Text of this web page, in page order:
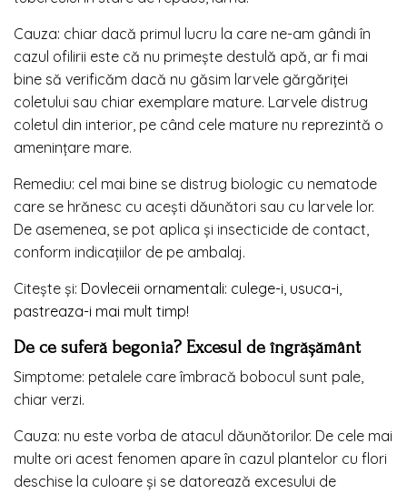
Cauza: chiar dacă primul lucru la care ne-am gândi în
cazul ofilirii este că nu primeşte destulă apă, ar fi mai
bine să verificăm dacă nu găsim larvele gărgăriţei
coletului sau chiar exemplare mature. Larvele distrug
coletul din interior, pe când cele mature nu reprezintă o
ameninţare mare.
Remediu: cel mai bine se distrug biologic cu nematode
care se hrănesc cu aceşti dăunători sau cu larvele lor.
De asemenea, se pot aplica şi insecticide de contact,
conform indicaţiilor de pe ambalaj.
Citește și: Dovleceii ornamentali: culege-i, usuca-i,
pastreaza-i mai mult timp!
De ce suferă begonia? Excesul de îngrășământ
Simptome: petalele care îmbracă bobocul sunt pale,
chiar verzi.
Cauza: nu este vorba de atacul dăunătorilor. De cele mai
multe ori acest fenomen apare în cazul plantelor cu flori
deschise la culoare şi se datorează excesului de